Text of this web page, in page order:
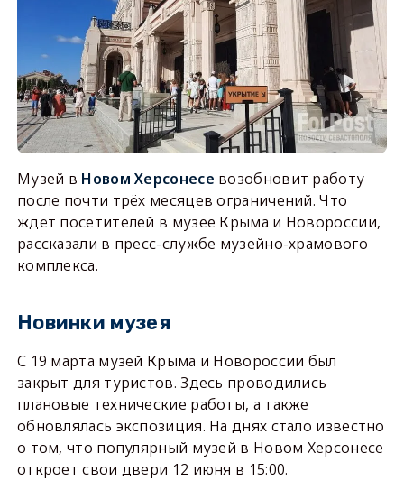
Музей в Новом Херсонесе возобновит работу
после почти трёх месяцев ограничений. Что
ждёт посетителей в музее Крыма и Новороссии,
рассказали в пресс-службе музейно-храмового
комплекса.
Новинки музея
С 19 марта музей Крыма и Новороссии был
закрыт для туристов. Здесь проводились
плановые технические работы, а также
обновлялась экспозиция. На днях стало известно
о том, что популярный музей в Новом Херсонесе
откроет свои двери 12 июня в 15:00.